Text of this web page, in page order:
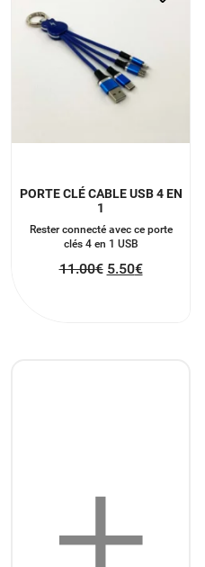
PORTE CLÉ CABLE USB 4 EN
1
Rester connecté avec ce porte
clés 4 en 1 USB
11.00€ 5.50€